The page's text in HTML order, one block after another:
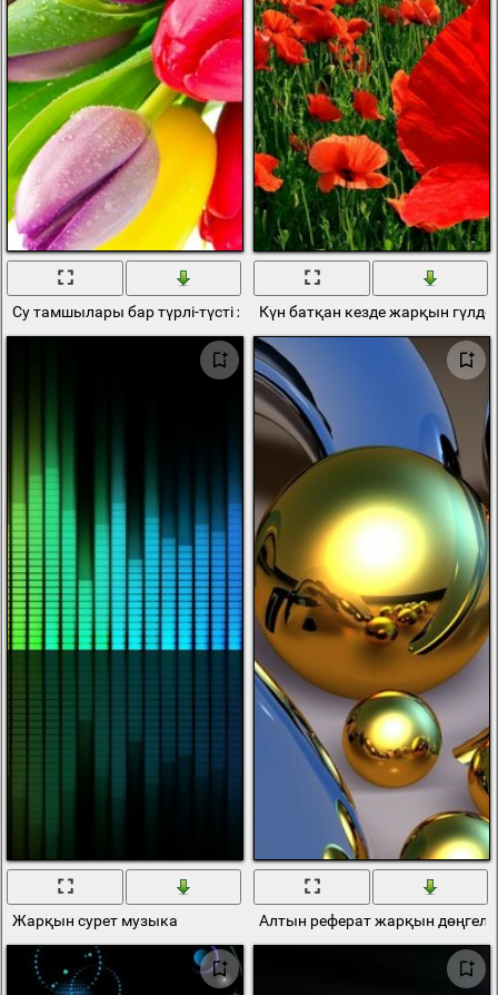
Су тамшылары бар түрлі-түсті жарқын қызғалдақтар
Күн батқан кезде жарқын гүлдер
Жарқын сурет музыка Алтын реферат жарқын